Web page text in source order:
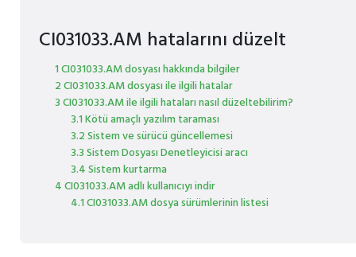
CI031033.AM hatalarını düzelt
1 CI031033.AM dosyası hakkında bilgiler
2 CI031033.AM dosyası ile ilgili hatalar
3 CI031033.AM ile ilgili hataları nasıl düzeltebilirim?
3.1 Kötü amaçlı yazılım taraması
3.2 Sistem ve sürücü güncellemesi
3.3 Sistem Dosyası Denetleyicisi aracı
3.4 Sistem kurtarma
4 CI031033.AM adlı kullanıcıyı indir
4.1 CI031033.AM dosya sürümlerinin listesi